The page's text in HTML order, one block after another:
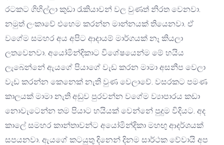
රටකට ගිහිල්ලා කුඩා රැකියාවන් වල වුණත් නිරත වෙනවා.
නමුත් ලංකාවේ එහෙම කරන්න මාන්නයක් තියෙනවා. ඒ
වගේම සමහර අය අපිට ආදායම් මාර්ගයක් නෑ කියලා
ලතවෙනවා. අයෝමින්දිකාට විශේෂයෙන්ම මේ හයිය
ලැබෙන්නේ ඇයගේ පියාගේ වැඩ කරන මාමා අසනීප වෙලා
වැඩ කරන්න කෙනෙක් නැති වුණ වෙලාවේ. වසරකට පමණ
කාලයක් මාමා නැති අඩුව පුරවන්න වගේම ව්‍යාපාරය කඩා
නොවැටෙන්න තම පියාට හයියක් වෙන්නේ පුදුම විදියට. අද
කාලේ සමහර කාන්තාවන්ට අයෝමින්දිකා මහඟු ආදර්ශයක්
සපයනවා. ඇයගේ කටයුතු දිනෙන් දිනම සාර්ථක වේවායි අප